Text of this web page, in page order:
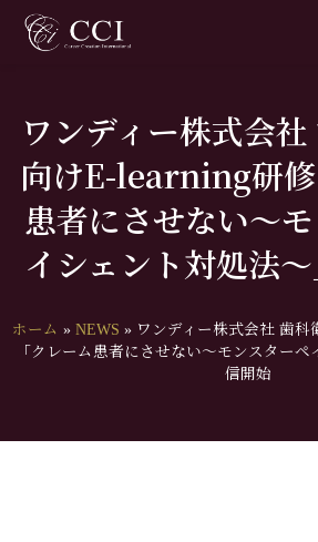
ワンディー株式会
向けE-learning研
患者にさせない～
イシェント対処法
ホーム » NEWS » ワンディー株式会社 歯科
「クレーム患者にさせない～モンスター
信開始